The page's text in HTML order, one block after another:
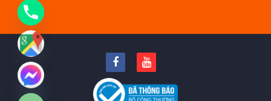
Hide
chaty